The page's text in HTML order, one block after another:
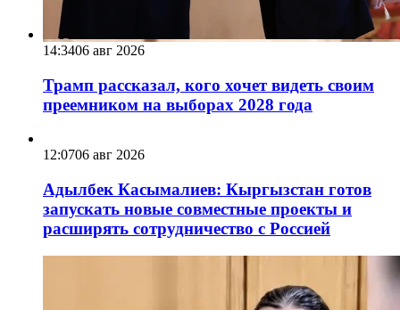
14:3406 авг 2026
Трамп рассказал, кого хочет видеть своим
преемником на выборах 2028 года
12:0706 авг 2026
Адылбек Касымалиев: Кыргызстан готов
запускать новые совместные проекты и
расширять сотрудничество с Россией